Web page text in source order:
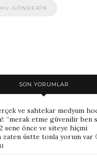
SON YORUMLAR
ve sahtekar medyum
: “merak etme güvenilir ben
2 sene önce ve siteye hiçmi
zaten üstte tonla yorum var